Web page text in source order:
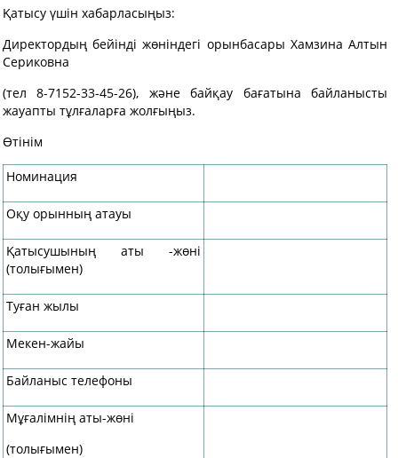
Қатысу үшін хабарласыңыз:
Директордың бейінді жөніндегі орынбасары Хамзина Алтын
Сериковна
(тел 8-7152-33-45-26), және байқау бағатына байланысты
жауапты тұлғаларға жолғыңыз.
Өтінім
Номинация
Оқу орынның атауы
Қатысушының аты -жөні
(толығымен)
Туған жылы
Мекен-жайы
Байланыс телефоны
Мұғалімнің аты-жөні
(толығымен)